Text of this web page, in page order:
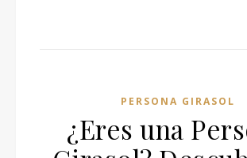
PERSONA GIRASOL
¿Eres una